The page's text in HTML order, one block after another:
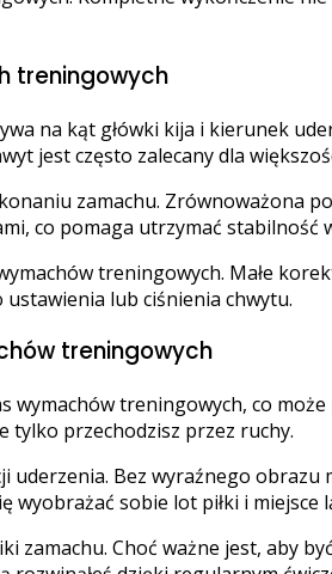
treningowych
na kąt główki kija i kierunek
jest często zalecany dla
zamachu. Zrównoważona
co pomaga utrzymać stabilność
treningowych. Małe
ustawienia lub ciśnienia chwytu.
treningowych
wymachów treningowych, co
tylko przechodzisz przez ruchy.
uderzenia. Bez wyraźnego
wyobrażać sobie lot piłki i miejsce
zamachu. Choć ważne jest, aby